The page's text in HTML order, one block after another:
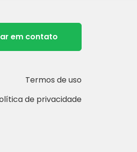
em contato
Termos de uso
de privacidade